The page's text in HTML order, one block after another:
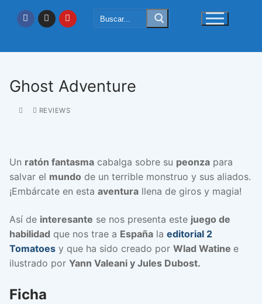
Buscar:
Ghost Adventure
REVIEWS
Un ratón fantasma cabalga sobre su peonza para
salvar el mundo de un terrible monstruo y sus aliados.
¡Embárcate en esta aventura llena de giros y magia!
Así de interesante se nos presenta este juego de
habilidad que nos trae a España la editorial 2
Tomatoes y que ha sido creado por Wlad Watine e
ilustrado por Yann Valeani y Jules Dubost.
Ficha